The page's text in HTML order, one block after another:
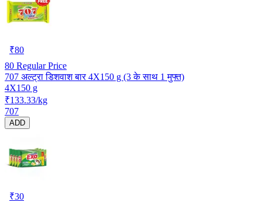
₹80
80 Regular Price
707 अल्ट्रा डिशवाश बार 4X150 g (3 के साथ 1 मुफ्त)
4X150 g
₹133.33/kg
707
ADD
₹30